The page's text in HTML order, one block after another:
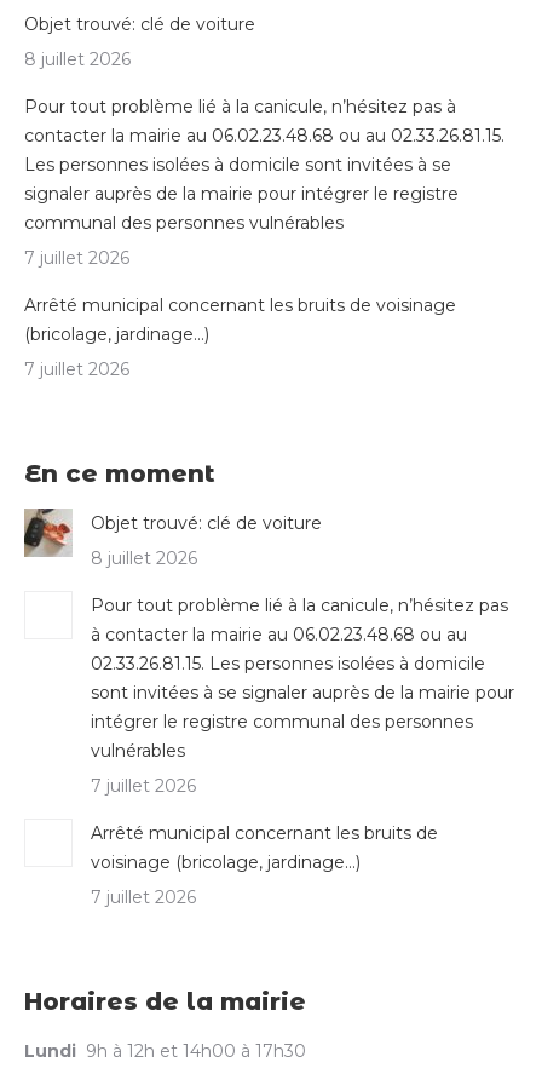
Objet trouvé: clé de voiture
8 juillet 2026
Pour tout problème lié à la canicule, n’hésitez pas à
contacter la mairie au 06.02.23.48.68 ou au 02.33.26.81.15.
Les personnes isolées à domicile sont invitées à se
signaler auprès de la mairie pour intégrer le registre
communal des personnes vulnérables
7 juillet 2026
Arrêté municipal concernant les bruits de voisinage
(bricolage, jardinage…)
7 juillet 2026
En ce moment
Objet trouvé: clé de voiture
8 juillet 2026
Pour tout problème lié à la canicule, n’hésitez pas
à contacter la mairie au 06.02.23.48.68 ou au
02.33.26.81.15. Les personnes isolées à domicile
sont invitées à se signaler auprès de la mairie pour
intégrer le registre communal des personnes
vulnérables
7 juillet 2026
Arrêté municipal concernant les bruits de
voisinage (bricolage, jardinage…)
7 juillet 2026
Horaires de la mairie
Lundi 9h à 12h et 14h00 à 17h30